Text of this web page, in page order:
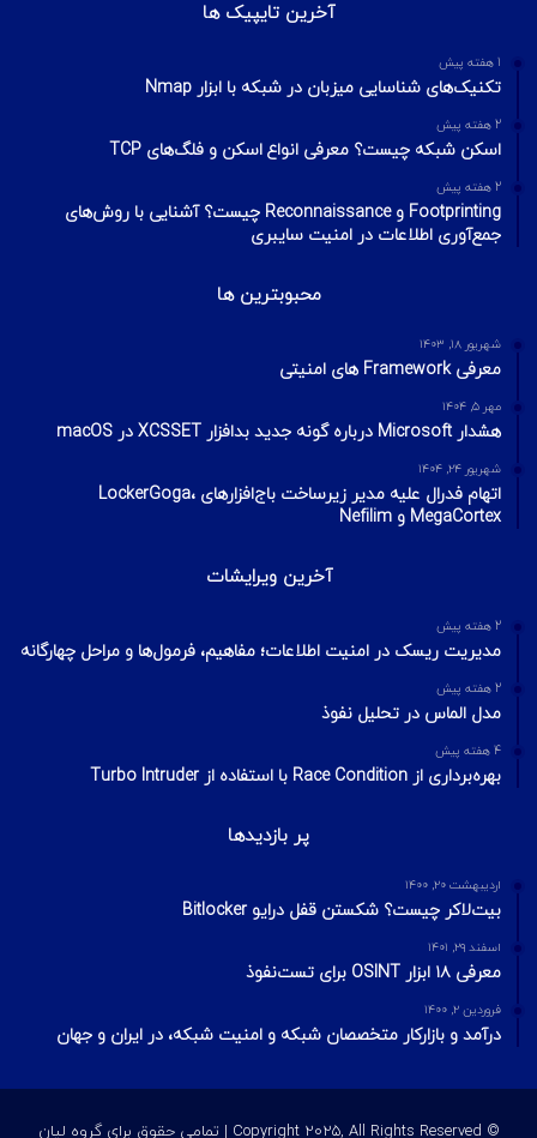
آخرین تایپیک ها
1 هفته پیش
تکنیک‌های شناسایی میزبان در شبکه با ابزار Nmap
2 هفته پیش
اسکن شبکه چیست؟ معرفی انواع اسکن و فلگ‌های TCP
2 هفته پیش
Footprinting و Reconnaissance چیست؟ آشنایی با روش‌های
جمع‌آوری اطلاعات در امنیت سایبری
محبوبترین ها
شهریور ۱۸, ۱۴۰۳
معرفی Framework های امنیتی
مهر ۵, ۱۴۰۴
هشدار Microsoft درباره گونه جدید بدافزار XCSSET در macOS
شهریور ۲۴, ۱۴۰۴
اتهام فدرال علیه مدیر زیرساخت باج‌افزارهای LockerGoga،
MegaCortex و Nefilim
آخرین ویرایشات
2 هفته پیش
مدیریت ریسک در امنیت اطلاعات؛ مفاهیم، فرمول‌ها و مراحل چهارگانه
2 هفته پیش
مدل الماس در تحلیل نفوذ
4 هفته پیش
بهره‌برداری از Race Condition با استفاده از Turbo Intruder
پر بازدیدها
اردیبهشت ۲۰, ۱۴۰۰
بیت‌لاکر چیست؟ شکستن قفل درایو Bitlocker
اسفند ۲۹, ۱۴۰۱
معرفی ۱۸ ابزار OSINT برای تست‌نفوذ
فروردین ۲, ۱۴۰۰
درآمد و بازارکار متخصصان شبکه و امنیت شبکه، در ایران و جهان
© Copyright 2025, All Rights Reserved | تمامی حقوق برای گروه لیان